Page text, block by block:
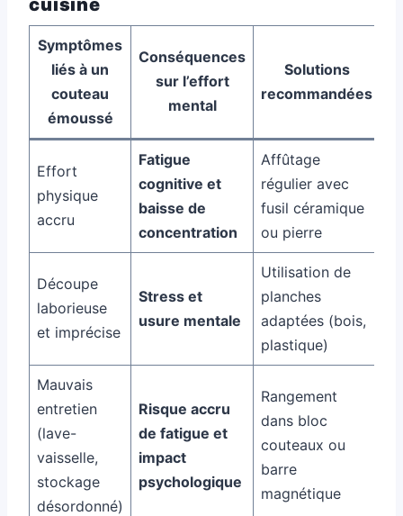
Symptômes
liés à un
couteau
émoussé
Conséquences
sur l’effort
mental
Solutions
recommandées
Effort
physique
accru
Fatigue
cognitive et
baisse de
concentration
Affûtage
régulier avec
fusil céramique
ou pierre
Découpe
laborieuse
et imprécise
Stress et
usure mentale
Utilisation de
planches
adaptées (bois,
plastique)
Mauvais
entretien
(lave-
vaisselle,
stockage
désordonné)
Risque accru
de fatigue et
impact
psychologique
Rangement
dans bloc
couteaux ou
barre
magnétique